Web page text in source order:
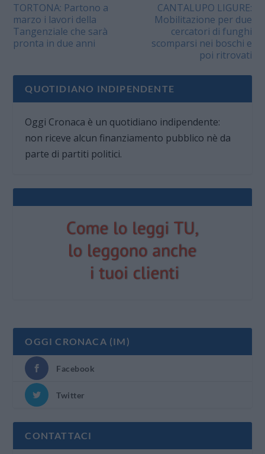
TORTONA: Partono a
marzo i lavori della
Tangenziale che sarà
pronta in due anni
CANTALUPO LIGURE:
Mobilitazione per due
cercatori di funghi
scomparsi nei boschi e
poi ritrovati
QUOTIDIANO INDIPENDENTE
Oggi Cronaca è un quotidiano indipendente:
non riceve alcun finanziamento pubblico nè da
parte di partiti politici.
OGGI CRONACA (IM)
Facebook
Twitter
CONTATTACI